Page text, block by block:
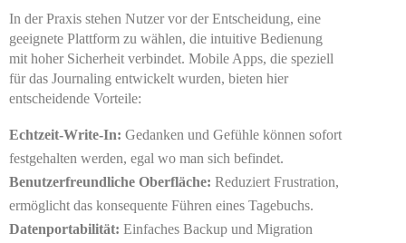
In der Praxis stehen Nutzer vor der Entscheidung, eine
geeignete Plattform zu wählen, die intuitive Bedienung
mit hoher Sicherheit verbindet. Mobile Apps, die speziell
für das Journaling entwickelt wurden, bieten hier
entscheidende Vorteile:
Echtzeit-Write-In: Gedanken und Gefühle können sofort
festgehalten werden, egal wo man sich befindet.
Benutzerfreundliche Oberfläche: Reduziert Frustration,
ermöglicht das konsequente Führen eines Tagebuchs.
Datenportabilität: Einfaches Backup und Migration